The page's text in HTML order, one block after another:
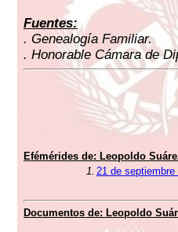
Fuentes:
. Genealogía Familiar.
. Honorable Cámara de
Efémérides de: Leopoldo
1. 21 de septiembre
Documentos de: Leopoldo